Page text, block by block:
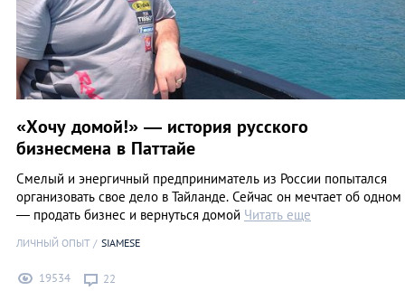
«Хочу домой!» — история русского
бизнесмена в Паттайе
Смелый и энергичный предприниматель из России попытался
организовать свое дело в Тайланде. Сейчас он мечтает об одном
— продать бизнес и вернуться домой Читать еще
ЛИЧНЫЙ ОПЫТ SIAMESE
19534 22